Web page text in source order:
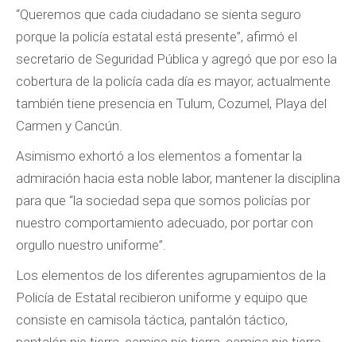
“Queremos que cada ciudadano se sienta seguro
porque la policía estatal está presente”, afirmó el
secretario de Seguridad Pública y agregó que por eso la
cobertura de la policía cada día es mayor, actualmente
también tiene presencia en Tulum, Cozumel, Playa del
Carmen y Cancún.
Asimismo exhortó a los elementos a fomentar la
admiración hacia esta noble labor, mantener la disciplina
para que “la sociedad sepa que somos policías por
nuestro comportamiento adecuado, por portar con
orgullo nuestro uniforme”.
Los elementos de los diferentes agrupamientos de la
Policía de Estatal recibieron uniforme y equipo que
consiste en camisola táctica, pantalón táctico,